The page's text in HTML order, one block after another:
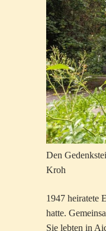
Den
Kroh
1947 heiratete
hatte.
Sie lebten in